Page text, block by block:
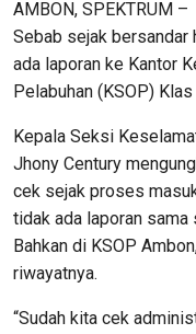
AMBON, SPEKTRUM
Sebab sejak bersandar
ada laporan ke Kantor
Pelabuhan (KSOP)
Kepala Seksi
Jhony Century
cek sejak proses
tidak ada laporan sama
Bahkan di KSOP
riwayatnya.
“Sudah kita cek